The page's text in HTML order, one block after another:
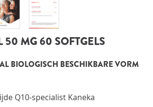
MG 60 SOFTGELS
BIOLOGISCH BESCHIKBARE VORM
Q10-specialist Kaneka